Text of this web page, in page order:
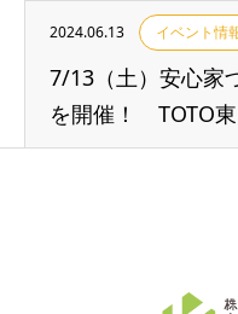
2024.06.13 イベント情
7/13（土）安心家
を開催！ TOTO